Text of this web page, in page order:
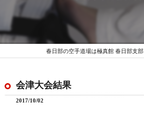
春日部の空手道場は極真館 春日部支部
会津大会結果
2017/10/02